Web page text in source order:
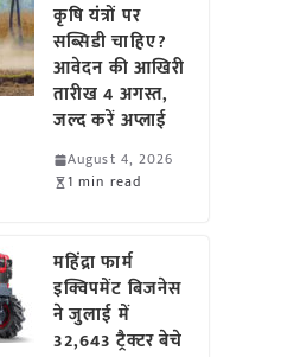
कृषि यंत्रों पर
सब्सिडी चाहिए?
आवेदन की आखिरी
तारीख 4 अगस्त,
जल्द करें अप्लाई
August 4, 2026
1 min read
महिंद्रा फार्म
इक्विपमेंट बिजनेस
ने जुलाई में
32,643 ट्रैक्टर बेचे